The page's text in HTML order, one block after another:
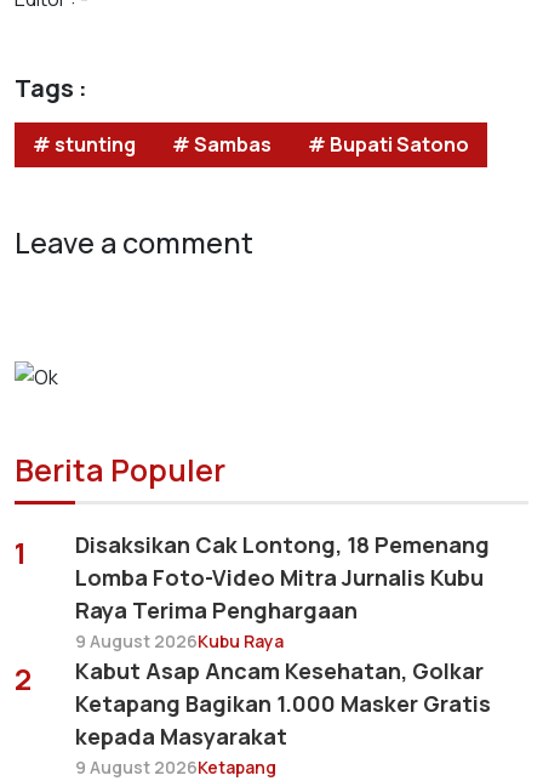
Tags :
# stunting # Sambas # Bupati Satono
Leave a comment
Berita Populer
1
Disaksikan Cak Lontong, 18 Pemenang
Lomba Foto-Video Mitra Jurnalis Kubu
Raya Terima Penghargaan
9 August 2026Kubu Raya
2
Kabut Asap Ancam Kesehatan, Golkar
Ketapang Bagikan 1.000 Masker Gratis
kepada Masyarakat
9 August 2026Ketapang